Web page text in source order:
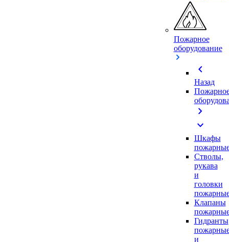
Пожарное
оборудование
chevron_left
Назад
chevron_right
expand_more
Шкафы
Стволы,
рукава
и
головки
Клапаны
Гидранты
и